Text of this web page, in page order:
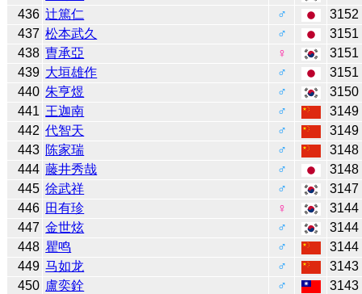
436 辻󠄀篤仁 ♂
3152
437 松本武久 ♂
3151
438 曺承亞 ♀
3151
439 大垣雄作 ♂
3151
440 朱亨煜 ♂
3150
441 王迦南 ♂
3149
442 代智天 ♂
3149
443 陈家瑞 ♂
3148
444 藤井秀哉 ♂
3148
445 徐武祥 ♂
3147
446 田有珍 ♀
3144
447 金世炫 ♂
3144
448 瞿鸣 ♂
3144
449 马如龙 ♂
3143
450 盧奕銓 ♂
3143